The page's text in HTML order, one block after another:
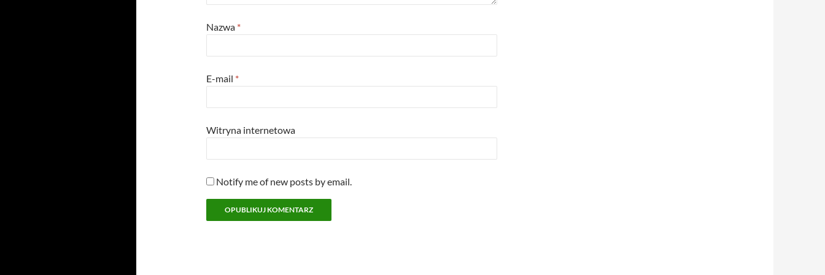
Nazwa *
E-mail *
Witryna internetowa
Notify me of new posts by email.